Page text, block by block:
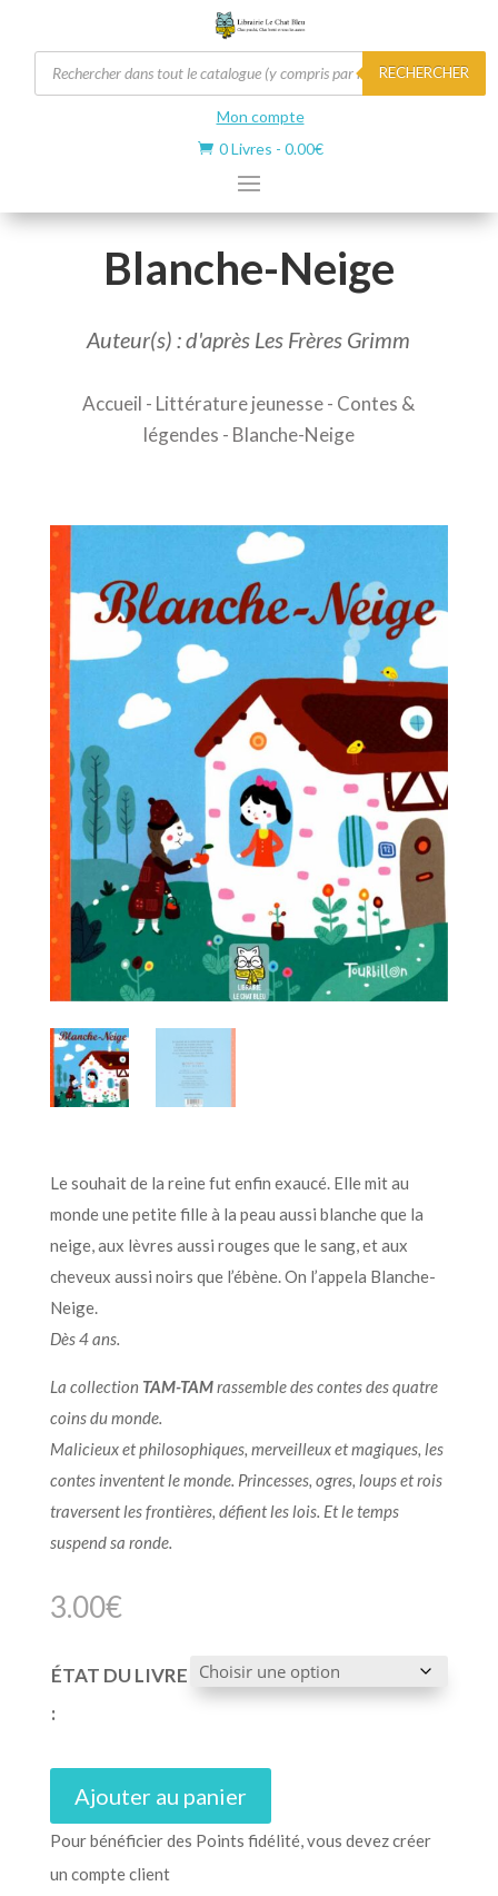
Recherche
de
produits
RECHERCHER
Mon compte
 0 Livres - 0.00€
Blanche-Neige
Auteur(s) : d'après Les Frères Grimm
Accueil - Littérature jeunesse- Contes &
légendes - Blanche-Neige
Le souhait de la reine fut enfin exaucé. Elle mit au
monde une petite fille à la peau aussi blanche que la
neige, aux lèvres aussi rouges que le sang, et aux
cheveux aussi noirs que l’ébène. On l’appela Blanche-
Neige.
Dès 4 ans.
La collection TAM-TAMrassemble des contes des quatre
coins du monde.
Malicieux et philosophiques, merveilleux et magiques, les
contes inventent le monde. Princesses, ogres, loups et rois
traversent les frontières, défient les lois. Et le temps
suspend sa ronde.
3.00€
ÉTAT DU LIVRE
:
Ajouter au panier
Pour bénéficier des Points fidélité, vous devez créer
un compte client